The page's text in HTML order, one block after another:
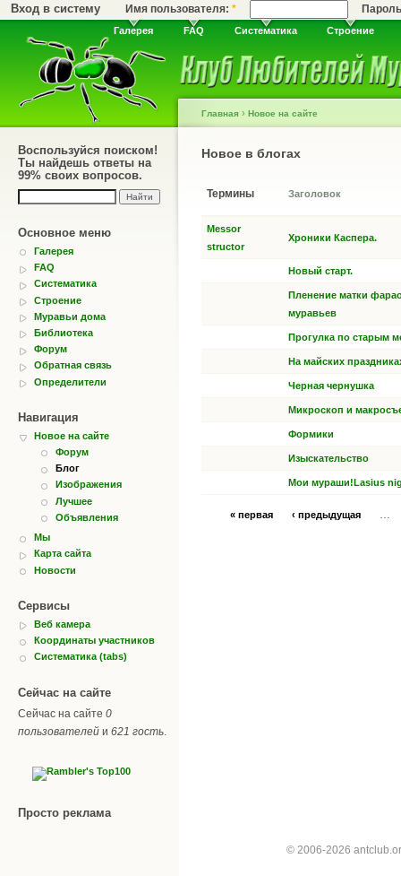
Вход в систему Имя пользователя:*
Галерея FAQ Систематика Строение
Воспользуйся поиском!
Ты найдешь ответы на
99% своих вопросов.
Основное меню
Галерея
FAQ
Систематика
Строение
Муравьи дома
Библиотека
Форум
Обратная связь
Определители
Навигация
Новое на сайте
Форум
Блог
Изображения
Лучшее
Объявления
Мы
Карта сайта
Новости
Сервисы
Веб камера
Координаты участников
Систематика (tabs)
Сейчас на сайте
Сейчас на сайте 0
пользователей и 621 гость
Просто реклама
Главная › Новое на сайте
Новое в блогах
Термины Заголовок
Messor
structor
Хроники Каспера.
Новый старт.
Пленение матки
муравьев
Прогулка по старым
На майских
Черная чернушка
Микроскоп и
Формики
Изыскательство
Мои мураши!Lasius
« первая ‹ предыдущая …
© 2006-2026